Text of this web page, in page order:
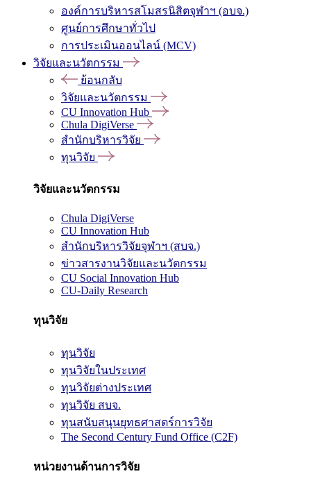
องค์การบริหารสโมสรนิสิตจุฬาฯ (อบจ.)
ศูนย์การศึกษาทั่วไป
การประเมินออนไลน์ (MCV)
วิจัยและนวัตกรรม
ย้อนกลับ
วิจัยและนวัตกรรม
CU Innovation Hub
Chula DigiVerse
สำนักบริหารวิจัย
ทุนวิจัย
วิจัยและนวัตกรรม
Chula DigiVerse
CU Innovation Hub
สำนักบริหารวิจัยจุฬาฯ (สบจ.)
ข่าวสารงานวิจัยและนวัตกรรม
CU Social Innovation Hub
CU-Daily Research
ทุนวิจัย
ทุนวิจัย
ทุนวิจัยในประเทศ
ทุนวิจัยต่างประเทศ
ทุนวิจัย สบจ.
ทุนสนับสนุนยุทธศาสตร์การวิจัย
The Second Century Fund Office (C2F)
หน่วยงานด้านการวิจัย